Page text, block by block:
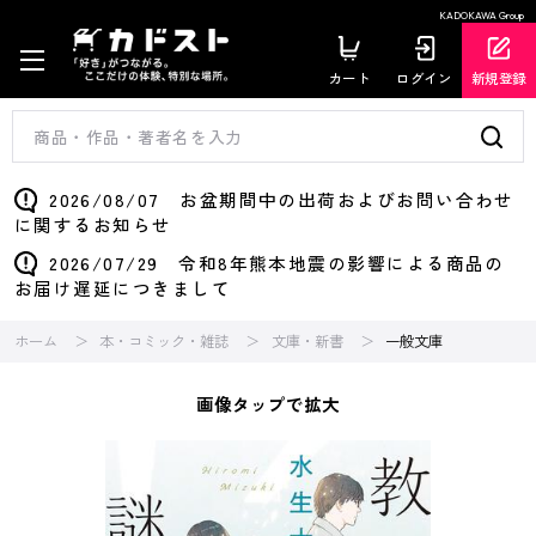
KADOKAWA Group
カート ログイン 新規登録
2026/08/07 お盆期間中の出荷およびお問い合わせ
に関するお知らせ
2026/07/29 令和8年熊本地震の影響による商品の
お届け遅延につきまして
ホーム 本・コミック・雑誌 文庫・新書 一般文庫
画像タップで拡大